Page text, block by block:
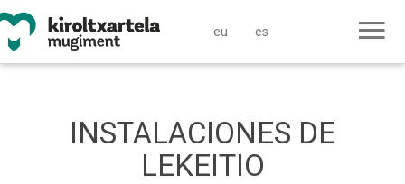
eu es
INSTALACIONES DE
LEKEITIO